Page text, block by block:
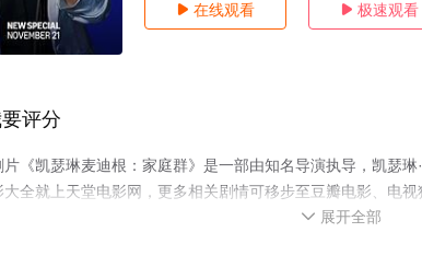
 在线观看  极速观看
评分
《凯瑟琳麦迪根：家庭群》是一部由知名导演执导，凯瑟
全就上天堂电影网，更多相关剧情可移步至豆瓣电影、电视
 展开全部